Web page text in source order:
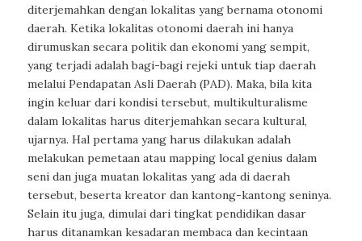
diterjemahkan dengan lokalitas yang bernama otonomi
daerah. Ketika lokalitas otonomi daerah ini hanya
dirumuskan secara politik dan ekonomi yang sempit,
yang terjadi adalah bagi-bagi rejeki untuk tiap daerah
melalui Pendapatan Asli Daerah (PAD). Maka, bila kita
ingin keluar dari kondisi tersebut, multikulturalisme
dalam lokalitas harus diterjemahkan secara kultural,
ujarnya. Hal pertama yang harus dilakukan adalah
melakukan pemetaan atau mapping local genius dalam
seni dan juga muatan lokalitas yang ada di daerah
tersebut, beserta kreator dan kantong-kantong seninya.
Selain itu juga, dimulai dari tingkat pendidikan dasar
harus ditanamkan kesadaran membaca dan kecintaan